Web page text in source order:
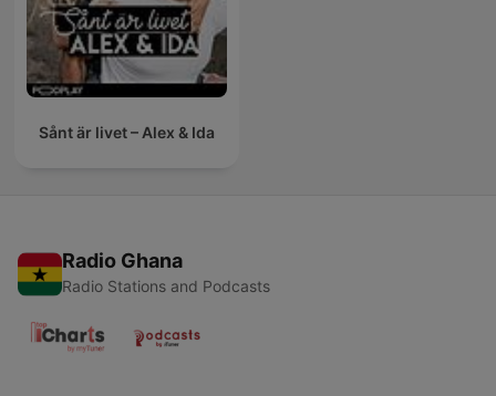
Sånt är livet – Alex & Ida
Radio Ghana
Radio Stations and Podcasts